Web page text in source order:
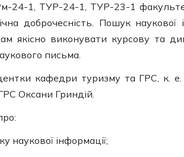
24-1, ТУР-24-1, ТУР-23-1
доброчесність. Пошук наукової
якісно виконувати курсову та
письма.
кафедри туризму та ГРС, к.
Оксани Гриндій.
наукової інформації;